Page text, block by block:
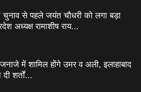
चुनाव से पहले जयंत चौधरी को लगा बड़ा
अध्यक्ष रामाशीष राय...
में शामिल होंगे उमर व अली, इलाहाबाद
दी शर्तों...